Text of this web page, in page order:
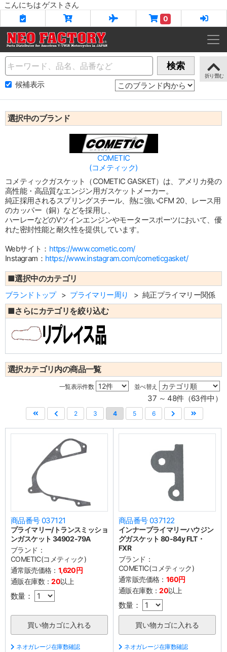
こんにちは ゲストさん
0
Name 検索
候補表示
選択中のブランド
COMETIC
(コメティック)
コメティックガスケット（COMETIC GASKET）は、アメリカ発の
高性能・高品質なエンジン用ガスケットメーカー。
純正採用されるスプリングスチール、熱に強いCFM 20、レース用
のカッパー（銅）などを採用し、
ハーレーなどのVツインエンジンやモータースポーツにおいて、優
れた密封性能と耐久性を提供しています。
Webサイト： https://www.cometic.com/
Instagram： https://www.instagram.com/cometicgasket/
■選択中のカテゴリ
ブランドトップ プライマリー周り 純正プライマリー関係
■さらにカテゴリを絞り込む
選択カテゴリ内の商品一覧
一覧表示件数 並べ替え
37 ～ 48件（63件中）
2 3 4 5 6
商品番号 037121
プライマリー/トランスミッショ
ンガスケット 34902-79A
ブランド：
COMETIC(コメティック)
通常販売価格： 1,620円
通販在庫数：20以上
数量：
ネオガレージ在庫数確認
商品番号 037122
インナープライマリーハウジン
グガスケット 80-84y FLT・
FXR
ブランド：
COMETIC(コメティック)
通常販売価格： 160円
通販在庫数：20以上
数量：
ネオガレージ在庫数確認